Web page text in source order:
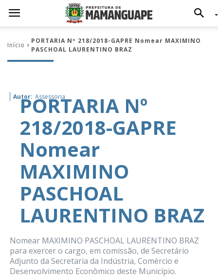
Início
PORTARIA Nº 218/2018-GAPRE Nomear MAXIMINO
PASCHOAL LAURENTINO BRAZ
Autor: Assessoria
PORTARIA Nº
218/2018-GAPRE
Nomear
MAXIMINO
PASCHOAL
LAURENTINO BRAZ
Nomear MAXIMINO PASCHOAL LAURENTINO BRAZ
para exercer o cargo, em comissão, de Secretário
Adjunto da Secretaria da Indústria, Comércio e
Desenvolvimento Econômico deste Município.